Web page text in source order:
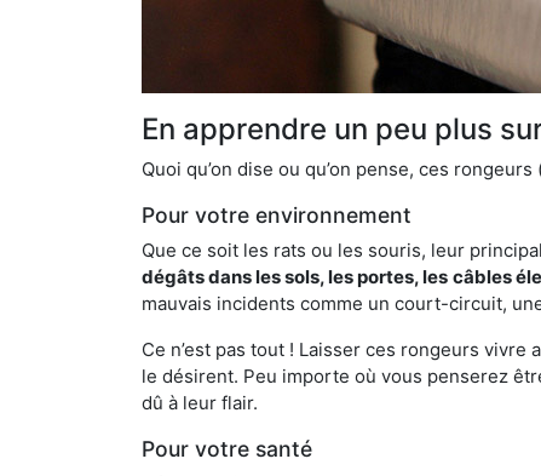
En apprendre un peu plus
Quoi qu’on dise ou qu’on pense, ces
Pour votre environnement
Que ce soit les rats ou les souris, leur
dégâts dans les sols, les portes, les câbles
mauvais incidents comme un court-circuit,
Ce n’est pas tout ! Laisser ces rongeurs vivre
le désirent. Peu importe où vous penserez
dû à leur flair.
Pour votre santé